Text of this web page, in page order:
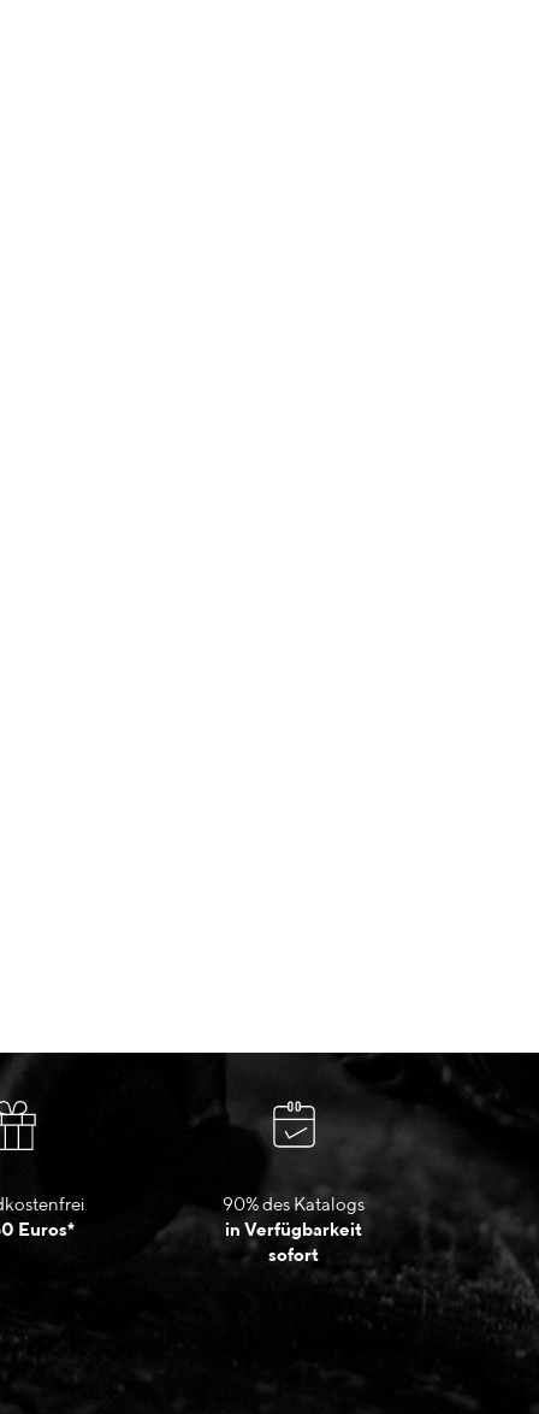
Euros*
90% des Katalogs
in Verfügbarkeit
sofort